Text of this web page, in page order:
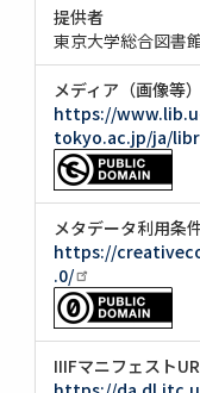
提供者
東京大学総合図書
メディア（画像等
https://
tokyo.ac.jp/ja/
メタデータ利用条
https://
.0/
IIIFマニフェスト